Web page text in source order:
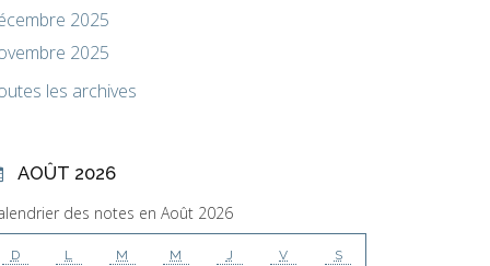
2025
2025
les archives
AOÛT 2026
des notes en Août 2026
D L M M J V S